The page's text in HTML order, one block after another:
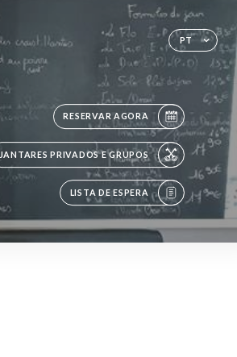
PT
RESERVAR AGORA
JANTARES PRIVADOS E GRUPOS
LISTA DE ESPERA